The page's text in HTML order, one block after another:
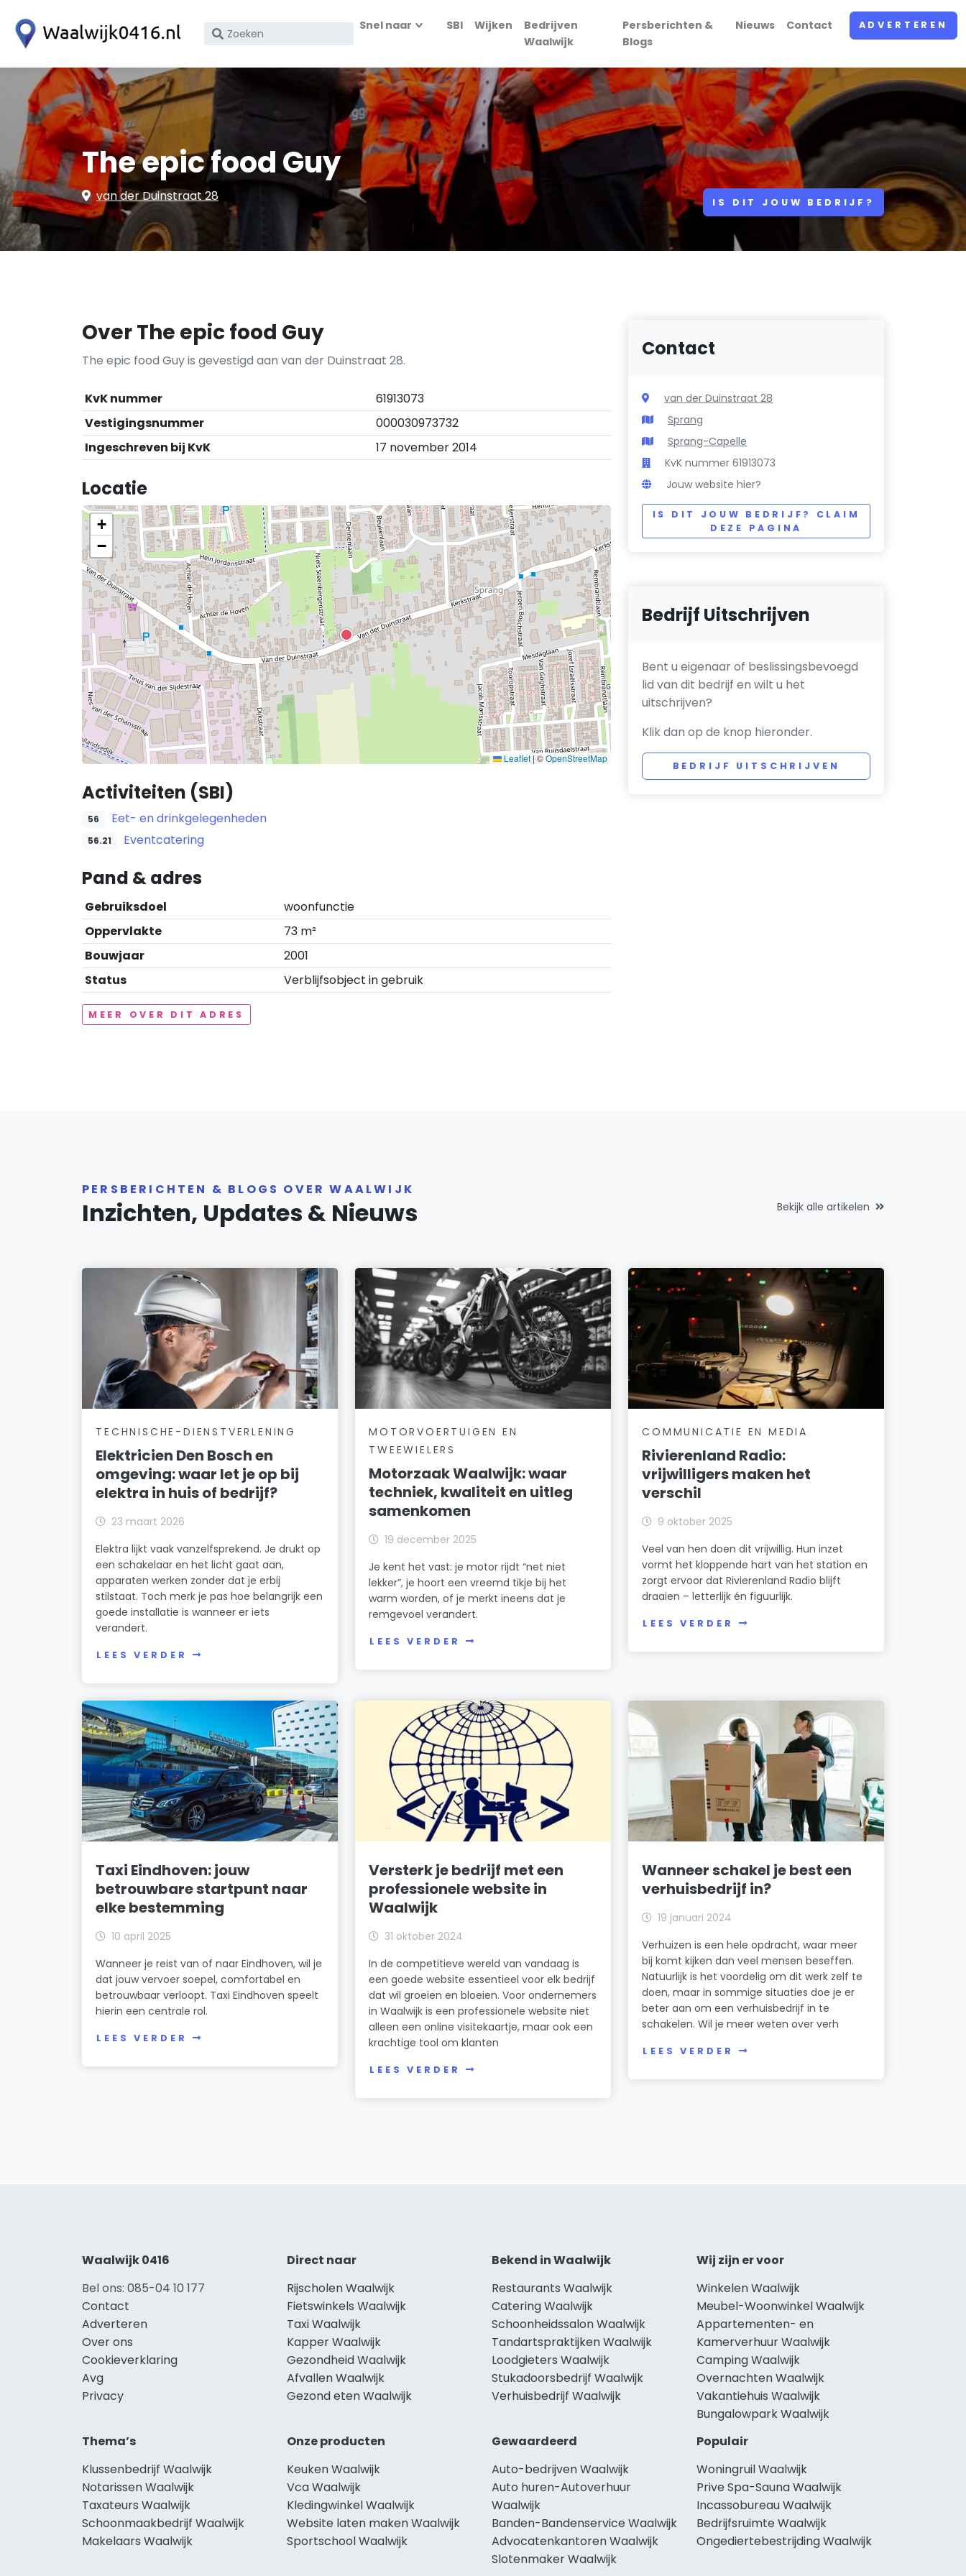
Zoek
bedrijfsnaam
Snel naar SBI Wijken
Bedrijven
Waalwijk
Persberichten &
Blogs
Nieuws Contact ADVERTEREN
The epic food Guy
van der Duinstraat 28 IS DIT JOUW BEDRIJF?
Over The epic food Guy
The epic food Guy is gevestigd aan van der Duinstraat 28.
KvK nummer
61913073
Vestigingsnummer
000030973732
Ingeschreven bij KvK
17 november 2014
Locatie
+
−
Leaflet |©OpenStreetMap
Activiteiten (SBI)
56 Eet- en drinkgelegenheden
56.21 Eventcatering
Pand & adres
Gebruiksdoel
woonfunctie
Oppervlakte
73 m²
Bouwjaar
2001
Status
Verblijfsobject in gebruik
MEER OVER DIT ADRES
Contact
van der Duinstraat 28
Sprang
Sprang-Capelle
KvK nummer 61913073
Jouw website hier?
IS DIT JOUW BEDRIJF? CLAIM
DEZE PAGINA
Bedrijf Uitschrijven
Bent u eigenaar of beslissingsbevoegd
lid van dit bedrijf en wilt u het
uitschrijven?
Klik dan op de knop hieronder.
BEDRIJF UITSCHRIJVEN
PERSBERICHTEN & BLOGS OVER WAALWIJK
Inzichten, Updates & Nieuws Bekijk alle artikelen
TECHNISCHE-DIENSTVERLENING
Elektricien Den Bosch en
omgeving: waar let je op bij
elektra in huis of bedrijf?
23 maart 2026
Elektra lijkt vaak vanzelfsprekend. Je drukt op
een schakelaar en het licht gaat aan,
apparaten werken zonder dat je erbij
stilstaat. Toch merk je pas hoe belangrijk een
goede installatie is wanneer er iets
verandert.
LEES VERDER
MOTORVOERTUIGEN EN
TWEEWIELERS
Motorzaak Waalwijk: waar
techniek, kwaliteit en uitleg
samenkomen
19 december 2025
Je kent het vast: je motor rijdt “net niet
lekker”, je hoort een vreemd tikje bij het
warm worden, of je merkt ineens dat je
remgevoel verandert.
LEES VERDER
COMMUNICATIE EN MEDIA
Rivierenland Radio:
vrijwilligers maken het
verschil
9 oktober 2025
Veel van hen doen dit vrijwillig. Hun inzet
vormt het kloppende hart van het station en
zorgt ervoor dat Rivierenland Radio blijft
draaien – letterlijk én figuurlijk.
LEES VERDER
Taxi Eindhoven: jouw
betrouwbare startpunt naar
elke bestemming
10 april 2025
Wanneer je reist van of naar Eindhoven, wil je
dat jouw vervoer soepel, comfortabel en
betrouwbaar verloopt. Taxi Eindhoven speelt
hierin een centrale rol.
LEES VERDER
Versterk je bedrijf met een
professionele website in
Waalwijk
31 oktober 2024
In de competitieve wereld van vandaag is
een goede website essentieel voor elk bedrijf
dat wil groeien en bloeien. Voor ondernemers
in Waalwijk is een professionele website niet
alleen een online visitekaartje, maar ook een
krachtige tool om klanten
LEES VERDER
Wanneer schakel je best een
verhuisbedrijf in?
19 januari 2024
Verhuizen is een hele opdracht, waar meer
bij komt kijken dan veel mensen beseffen.
Natuurlijk is het voordelig om dit werk zelf te
doen, maar in sommige situaties doe je er
beter aan om een verhuisbedrijf in te
schakelen. Wil je meer weten over verh
LEES VERDER
Waalwijk 0416
Bel ons: 085-04 10 177
Contact
Adverteren
Over ons
Cookieverklaring
Avg
Privacy
Direct naar
Rijscholen Waalwijk
Fietswinkels Waalwijk
Taxi Waalwijk
Kapper Waalwijk
Gezondheid Waalwijk
Afvallen Waalwijk
Gezond eten Waalwijk
Bekend in Waalwijk
Restaurants Waalwijk
Catering Waalwijk
Schoonheidssalon Waalwijk
Tandartspraktijken Waalwijk
Loodgieters Waalwijk
Stukadoorsbedrijf Waalwijk
Verhuisbedrijf Waalwijk
Wij zijn er voor
Winkelen Waalwijk
Meubel-Woonwinkel Waalwijk
Appartementen- en
Kamerverhuur Waalwijk
Camping Waalwijk
Overnachten Waalwijk
Vakantiehuis Waalwijk
Bungalowpark Waalwijk
Thema’s
Klussenbedrijf Waalwijk
Notarissen Waalwijk
Taxateurs Waalwijk
Schoonmaakbedrijf Waalwijk
Makelaars Waalwijk
Onze producten
Keuken Waalwijk
Vca Waalwijk
Kledingwinkel Waalwijk
Website laten maken Waalwijk
Sportschool Waalwijk
Gewaardeerd
Auto-bedrijven Waalwijk
Auto huren-Autoverhuur
Waalwijk
Banden-Bandenservice Waalwijk
Advocatenkantoren Waalwijk
Slotenmaker Waalwijk
Populair
Woningruil Waalwijk
Prive Spa-Sauna Waalwijk
Incassobureau Waalwijk
Bedrijfsruimte Waalwijk
Ongediertebestrijding Waalwijk